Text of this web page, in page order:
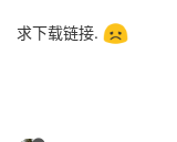
求下载链接.